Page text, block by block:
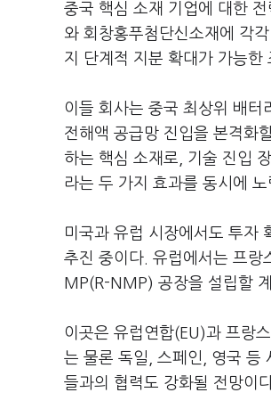
중국 핵심 소재 기업에 대한
와 회창홍푸첨단신소재에 각
지 단계적 지분 확대가 가능한
이들 회사는 중국 최상위 배터
전해액 공급망 진입을 본격화
하는 핵심 소재로, 기술 진입
라는 두 가지 효과를 동시에
미국과 유럽 시장에서도 투자
추진 중이다. 유럽에서는 프
MP(R-NMP) 공장을 설립할
이곳은 유럽연합(EU)과 프랑
는 물론 독일, 스페인, 영국 등
들과의 협력도 강화될 전망이